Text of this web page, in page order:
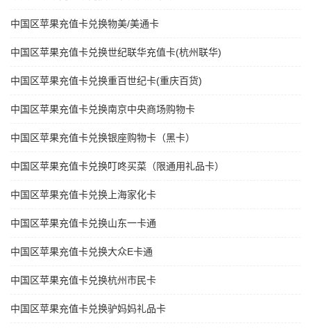
中国区苹果充值卡兑换物美/美通卡
中国区苹果充值卡兑换世纪联华充值卡(杭州联华)
中国区苹果充值卡兑换重百世纪卡(重庆百货)
中国区苹果充值卡兑换南京中央商场购物卡
中国区苹果充值卡兑换银座购物卡（黑卡）
中国区苹果充值卡兑换叮咚买菜（限通用礼品卡）
中国区苹果充值卡兑换上海家化卡
中国区苹果充值卡兑换山东一卡通
中国区苹果充值卡兑换大众E卡通
中国区苹果充值卡兑换杭州市民卡
中国区苹果充值卡兑换驴妈妈礼品卡